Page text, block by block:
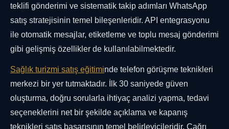
teklifi gönderimi ve sistematik takip adımları WhatsApp
satış stratejisinin temel bileşenleridir. API entegrasyonu
ile otomatik mesajlar, etiketleme ve toplu mesaj gönderimi
gibi gelişmiş özellikler de kullanılabilmektedir.
Sağlık turizmi satış eğitiminde telefon görüşme teknikleri
merkezi bir yer tutmaktadır. İlk 30 saniyede güven
oluşturma, doğru sorularla ihtiyaç analizi yapma, tedavi
seçeneklerini net bir şekilde açıklama ve kapanış
teknikleri satış başarısının temel belirleyicileridir. Çağrı